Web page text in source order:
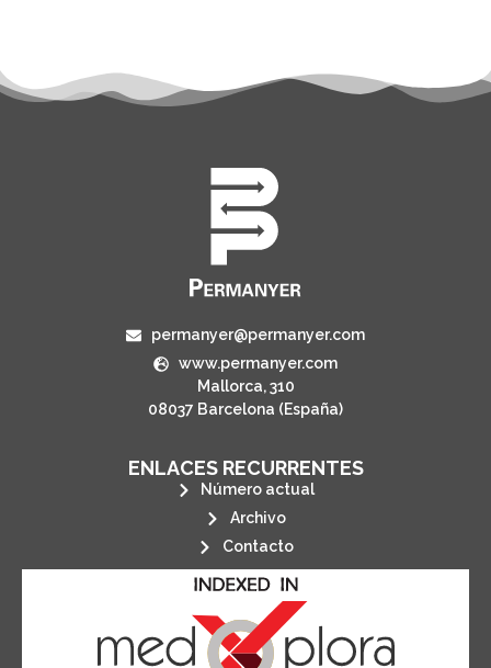
permanyer@permanyer.com
www.permanyer.com
Mallorca, 310
08037 Barcelona (España)
ENLACES RECURRENTES
Número actual
Archivo
Contacto